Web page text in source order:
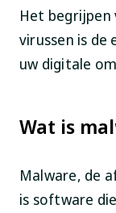
Het begrijpen
virussen is de
uw digitale
Wat is
Malware, de
is software